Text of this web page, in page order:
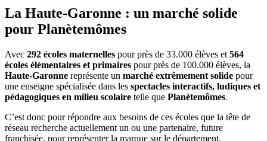
La Haute-Garonne : un marché solide
pour Planètemômes
Avec 292 écoles maternelles pour près de 33.000 élèves et 564
écoles élémentaires et primaires pour près de 100.000 élèves, la
Haute-Garonne représente un marché extrêmement solide pour
une enseigne spécialisée dans les spectacles interactifs, ludiques et
pédagogiques en milieu scolaire telle que Planètemômes.
C’est donc pour répondre aux besoins de ces écoles que la tête de
réseau recherche actuellement un ou une partenaire, future
franchisée, pour représenter la marque sur le département.